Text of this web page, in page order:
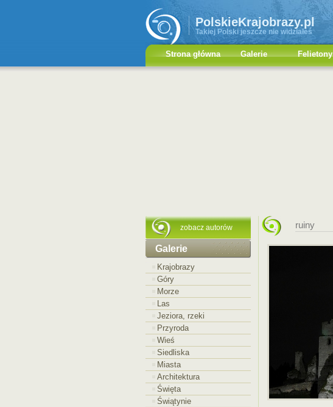
PolskieKrajobrazy.pl
Takiej Polski jeszcze nie widziałeś
Strona główna Galerie Felietony
zobacz autorów
Galerie
Krajobrazy
Góry
Morze
Las
Jeziora, rzeki
Przyroda
Wieś
Siedliska
Miasta
Architektura
Święta
Świątynie
ruiny